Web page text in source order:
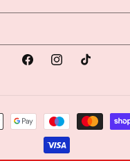
FacebookInstagramTikTok